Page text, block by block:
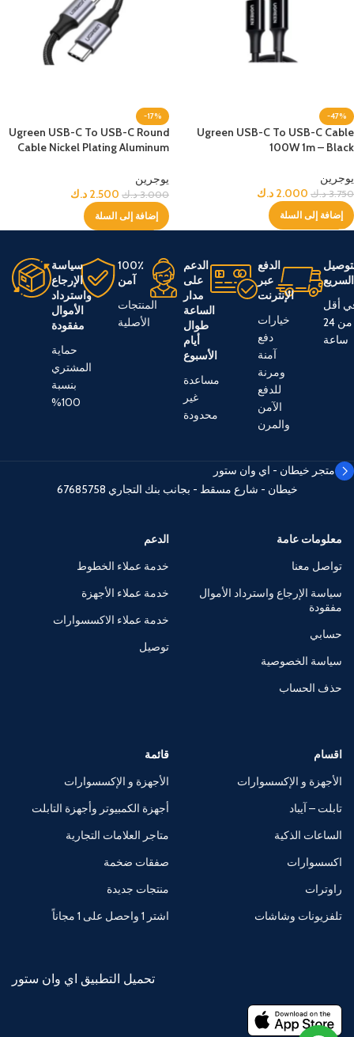
-47%
Ugreen USB-C To USB-C Cable
100W 1m – Black
يوجرين
3.750 د.ك 2.000 د.ك
إضافة إلى السلة
-17%
Ugreen USB-C To USB-C Round
Cable Nickel Plating Aluminum
يوجرين
3.000 د.ك 2.500 د.ك
إضافة إلى السلة
السريع
أقل
من 24
ساعة
الدفع
عبر
الإنترنت
خيارات
دفع
آمنة
ومرنة
للدفع
الآمن
والمرن
الدعم
على
مدار
الساعة
طوال
أيام
الأسبوع
مساعدة
غير
محدودة
100٪
آمن
المنتجات
الأصلية
سياسة
الإرجاع
واسترداد
الأموال
مفقودة
حماية
المشتري
بنسبة
100%
متجر خيطان - اي وان ستور
خيطان - شارع مسقط - بجانب بنك التجاري 67685758
معلومات عامة
تواصل معنا
سياسة الإرجاع واسترداد الأموال
مفقودة
حسابي
سياسة الخصوصية
حذف الحساب
الدعم
خدمة عملاء الخطوط
خدمة عملاء الأجهزة
خدمة عملاء الاكسسوارات
توصيل
اقسام
الأجهزة و الإكسسوارات
تابلت – آيباد
الساعات الذكية
اكسسوارات
راوترات
تلفزيونات وشاشات
قائمة
الأجهزة و الإكسسوارات
أجهزة الكمبيوتر وأجهزة التابلت
متاجر العلامات التجارية
صفقات ضخمة
منتجات جديدة
اشتر 1 واحصل على 1 مجاناً
تحميل التطبيق اي وان ستور